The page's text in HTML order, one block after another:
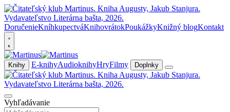
DoručenieKníhkupectváKnihovrátokPoukážkyKnižný blogKontakt
Knihy E-knihyAudioknihyHryFilmy Doplnky
Vyhľadávanie